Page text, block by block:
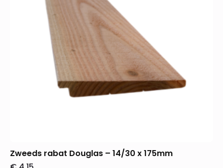
Zweeds rabat Douglas – 14/30 x 175mm